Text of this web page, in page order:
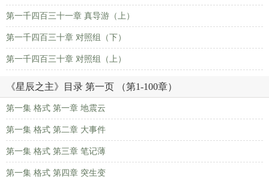
第一千四百三十一章 真导游（上）
第一千四百三十章 对照组（下）
第一千四百三十章 对照组（上）
《星辰之主》目录 第一页 （第1-100章）
第一集 格式 第一章 地震云
第一集 格式 第二章 大事件
第一集 格式 第三章 笔记薄
第一集 格式 第四章 突生变